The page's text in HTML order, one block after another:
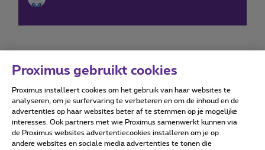
Forumvoorwaarden Accessibility statement
Proximus gebruikt cookies
Proximus installeert cookies om het gebruik van haar websites te
analyseren, om je surfervaring te verbeteren en om de inhoud en de
advertenties op haar websites beter af te stemmen op je mogelijke
interesses. Ook partners met wie Proximus samenwerkt kunnen via
de Proximus websites advertentiecookies installeren om je op
andere websites en sociale media advertenties te tonen die